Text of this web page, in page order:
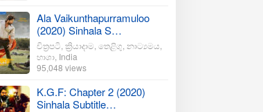
Ala Vaikunthapurramuloo
(2020) Sinhala S…
චිත්‍රපටි ක්‍රියාදාම තෙළිගු නාට්‍යමය
භාශා India
95,048 views
K.G.F: Chapter 2 (2020)
Sinhala Subtitle…